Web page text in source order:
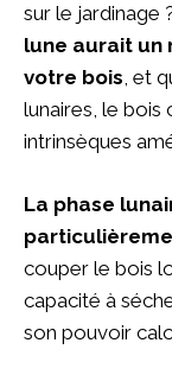
sur le jardinage
lune aurait un
votre bois, et
lunaires, le bois
intrinsèques
La phase
couper le bois
capacité à
son pouvoir